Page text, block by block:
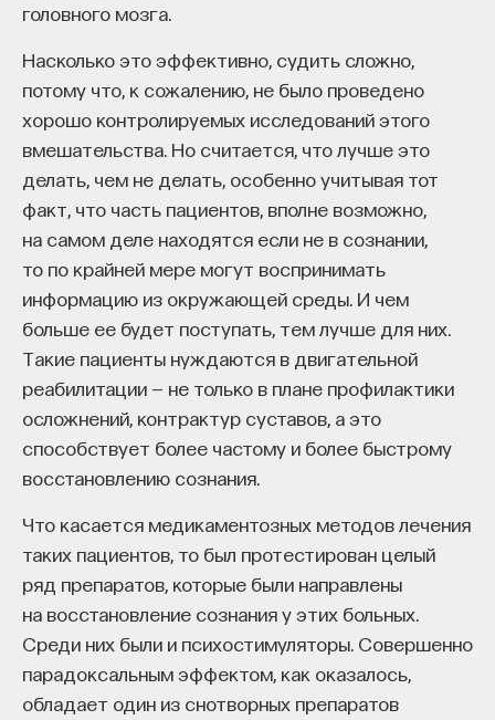
головного мозга.
Насколько это эффективно, судить сложно,
потому что, к сожалению, не было проведено
хорошо контролируемых исследований этого
вмешательства. Но считается, что лучше это
делать, чем не делать, особенно учитывая тот
факт, что часть пациентов, вполне возможно,
на самом деле находятся если не в сознании,
то по крайней мере могут воспринимать
информацию из окружающей среды. И чем
больше ее будет поступать, тем лучше для них.
Такие пациенты нуждаются в двигательной
реабилитации — не только в плане профилактики
осложнений, контрактур суставов, а это
способствует более частому и более быстрому
восстановлению сознания.
Что касается медикаментозных методов лечения
таких пациентов, то был протестирован целый
ряд препаратов, которые были направлены
на восстановление сознания у этих больных.
Среди них были и психостимуляторы. Совершенно
парадоксальным эффектом, как оказалось,
обладает один из снотворных препаратов
КУРС
Химия между нейронами:
вещества, которые управляют
нами
Внеси свой вклад в дело
просвещения!